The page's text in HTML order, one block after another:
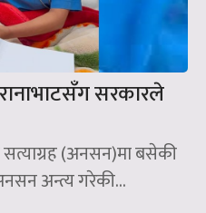
सरकारले
सत्याग्रह (अनसन)मा बसेकी
अन्त्य गरेकी...